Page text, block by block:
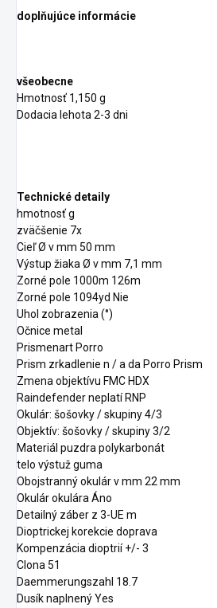
doplňujúce informácie
všeobecne
Hmotnosť 1,150 g
Dodacia lehota 2-3 dni
Technické detaily
hmotnosť g
zväčšenie 7x
Cieľ Ø v mm 50 mm
Výstup žiaka Ø v mm 7,1 mm
Zorné pole 1000m 126m
Zorné pole 1094yd Nie
Uhol zobrazenia (°)
Očnice metal
Prismenart Porro
Prism zrkadlenie n / a da Porro Prism
Zmena objektívu FMC HDX
Raindefender neplatí RNP
Okulár: šošovky / skupiny 4/3
Objektív: šošovky / skupiny 3/2
Materiál puzdra polykarbonát
telo výstuž guma
Obojstranný okulár v mm 22 mm
Okulár okulára Áno
Detailný záber z 3-UE m
Dioptrickej korekcie doprava
Kompenzácia dioptrií +/- 3
Clona 51
Daemmerungszahl 18.7
Dusík naplnený Yes